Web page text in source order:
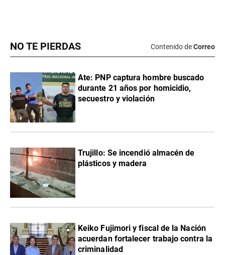
NO TE PIERDAS Contenido deCorreo
Ate: PNP captura hombre buscado
durante 21 años por homicidio,
secuestro y violación
Trujillo: Se incendió almacén de
plásticos y madera
Keiko Fujimori y fiscal de la Nación
acuerdan fortalecer trabajo contra la
criminalidad